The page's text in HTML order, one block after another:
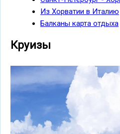
Из Хорватии в Италию
Балканы карта отдыха
Круизы